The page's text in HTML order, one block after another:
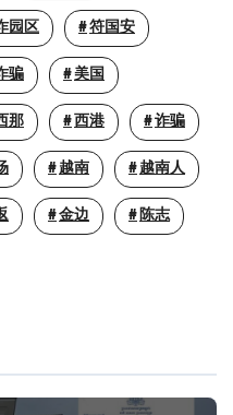
园区 符国安
骗 美国
那 西港 诈骗
越南 越南人
金边 陈志